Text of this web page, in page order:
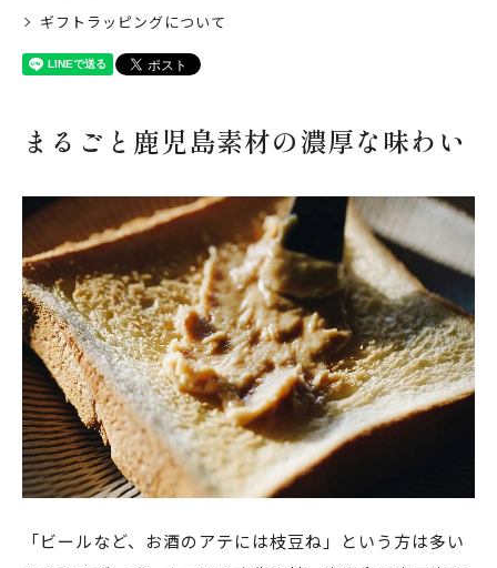
ログイン
特定商取引法表示
ギフトラッピングについて
まるごと鹿児島素材の濃厚な味わい
「ビールなど、お酒のアテには枝豆ね」という方は多い